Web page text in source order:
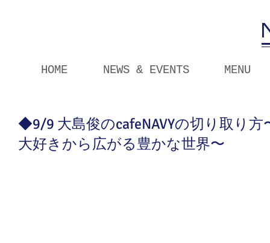
HOME NEWS & EVENTS MENU
◆9/9 大島俊のcafeNAVYの切り取り
大好きから広がる豊かな世界〜